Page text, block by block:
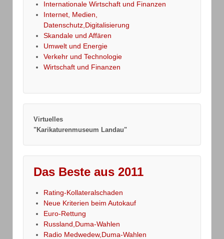
Internationale Wirtschaft und Finanzen
Internet, Medien,
Datenschutz,Digitalisierung
Skandale und Affären
Umwelt und Energie
Verkehr und Technologie
Wirtschaft und Finanzen
Virtuelles
"Karikaturenmuseum Landau"
Das Beste aus 2011
Rating-Kollateralschaden
Neue Kriterien beim Autokauf
Euro-Rettung
Russland,Duma-Wahlen
Radio Medwedew,Duma-Wahlen